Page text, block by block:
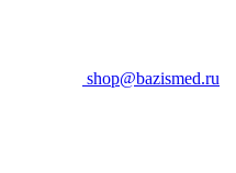
shop@bazismed.ru